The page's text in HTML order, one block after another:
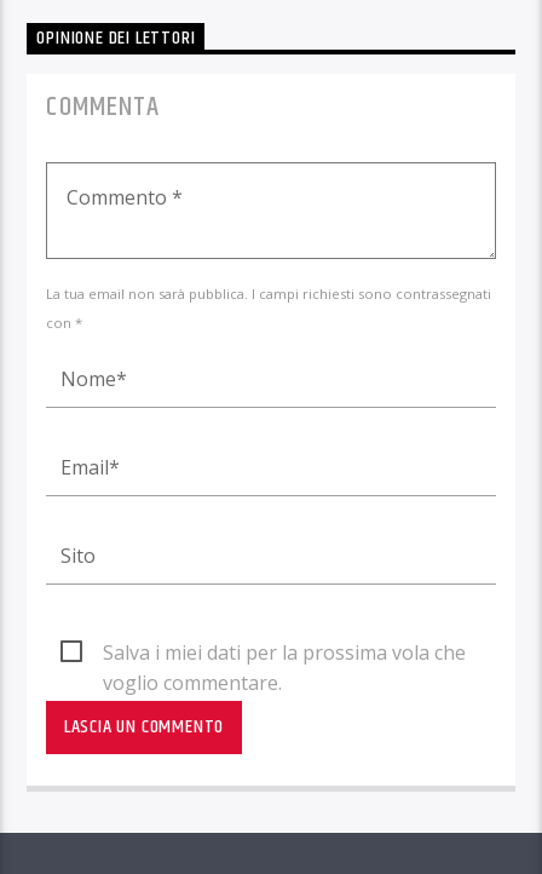
OPINIONE DEI LETTORI
COMMENTA
La tua email non sarà pubblica. I campi richiesti sono contrassegnati
con *
Salva i miei dati per la prossima vola che
voglio commentare.